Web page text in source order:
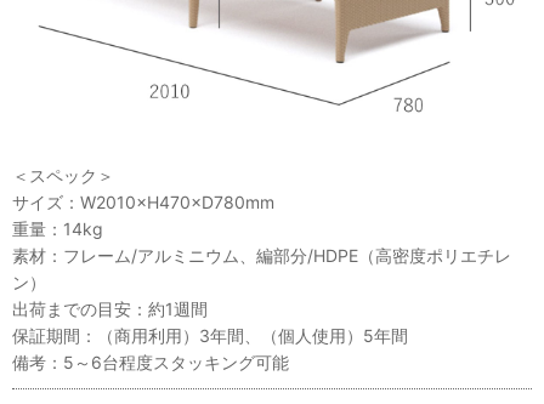
＜スペック＞
サイズ：W2010×H470×D780mm
重量：14kg
素材：フレーム/アルミニウム、編部分/HDPE（高密度ポリエチレ
ン）
出荷までの目安：約1週間
保証期間：（商用利用）3年間、（個人使用）5年間
備考：5～6台程度スタッキング可能